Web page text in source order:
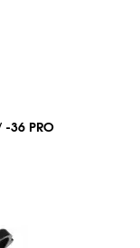
36 PRO